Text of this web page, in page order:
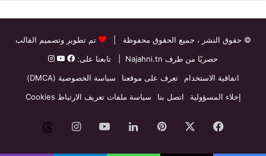
© حقوق النشر ، جميع الحقوق محفوظة |
تم تطوير وتصميم القالب
حصريًا من طرف Najahni.tn | تابعنا على:
اتفاقية الاستخدام
تعرف على موقعنا
سياسة الخصوصية (DMCA)
إخلاء المسؤولية
اتصل بنا سياسة ملفات تعريف الارتباط Cookies
فيسبوك بينتيريستلينكدإن‫YouTubeانستقرام